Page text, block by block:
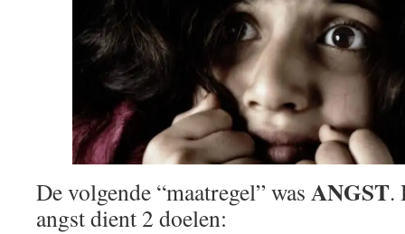
De volgende “maatregel” was ANGST.
angst dient 2 doelen: